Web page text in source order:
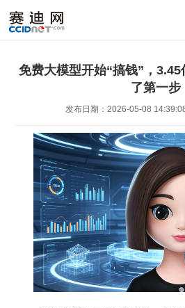
免费大模型开始“搞钱”，
了第一步
发布日期：2026-05-08